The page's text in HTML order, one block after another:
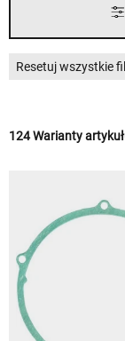
Resetuj wszystkie
124 Warianty